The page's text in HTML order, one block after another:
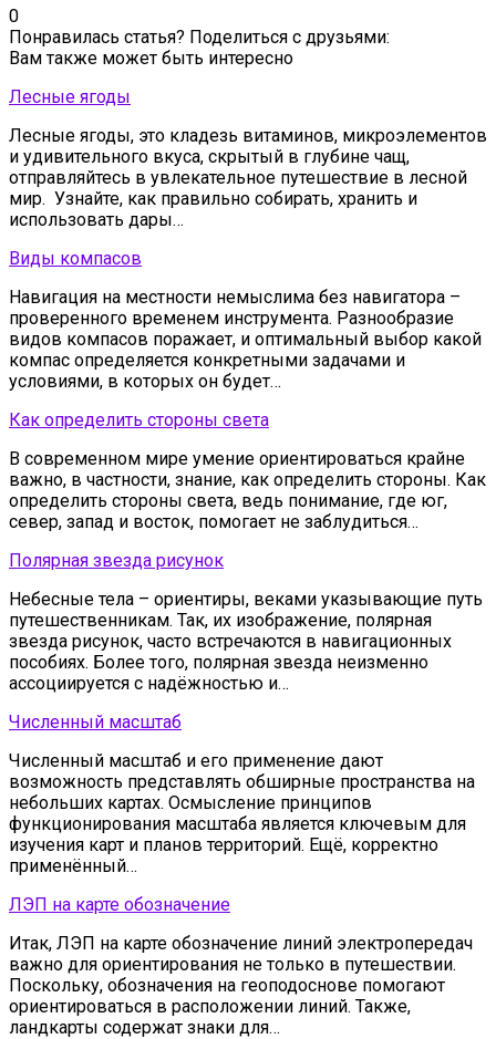
0
Понравилась статья? Поделиться с друзьями:
Вам также может быть интересно
Лесные ягоды
Лесные ягоды, это кладезь витаминов, микроэлементов
и удивительного вкуса, скрытый в глубине чащ,
отправляйтесь в увлекательное путешествие в лесной
мир. Узнайте, как правильно собирать, хранить и
использовать дары…
Виды компасов
Навигация на местности немыслима без навигатора –
проверенного временем инструмента. Разнообразие
видов компасов поражает, и оптимальный выбор какой
компас определяется конкретными задачами и
условиями, в которых он будет…
Как определить стороны света
В современном мире умение ориентироваться крайне
важно, в частности, знание, как определить стороны. Как
определить стороны света, ведь понимание, где юг,
север, запад и восток, помогает не заблудиться…
Полярная звезда рисунок
Небесные тела – ориентиры, веками указывающие путь
путешественникам. Так, их изображение, полярная
звезда рисунок, часто встречаются в навигационных
пособиях. Более того, полярная звезда неизменно
ассоциируется с надёжностью и…
Численный масштаб
Численный масштаб и его применение дают
возможность представлять обширные пространства на
небольших картах. Осмысление принципов
функционирования масштаба является ключевым для
изучения карт и планов территорий. Ещё, корректно
применённый…
ЛЭП на карте обозначение
Итак, ЛЭП на карте обозначение линий электропередач
важно для ориентирования не только в путешествии.
Поскольку, обозначения на геоподоснове помогают
ориентироваться в расположении линий. Также,
ландкарты содержат знаки для…